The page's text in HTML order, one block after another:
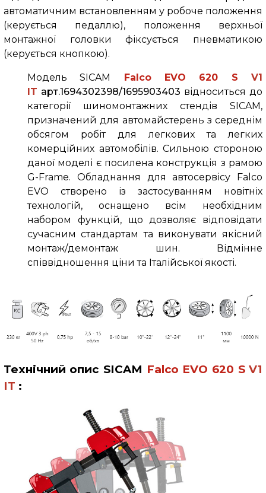
автоматичним встановленням у робоче положення
(керується педаллю), положення верхньої
монтажної головки фіксується пневматикою
(керується кнопкою).
Модель SICAM Falco EVO 620 SV1
IT арт.1694302398/1695903403 відноситься до
категорії шиномонтажних стендів SICAM,
призначений для автомайстерень з середнім
обсягом робіт для легкових та легких
комерційних автомобілів. Сильною стороною
даної моделі є посилена конструкція з рамою
G-Frame. Обладнання для автосервісу Falco
EVO створено із застосуванням новітніх
технологій, оснащено всім необхідним
набором функцій, що дозволяє відповідати
сучасним стандартам та виконувати якісний
монтаж/демонтаж шин. Відмінне
співвідношення ціни та Італійської якості.
Технічний опис SICAM Falco EVO 620 SV1
IT :